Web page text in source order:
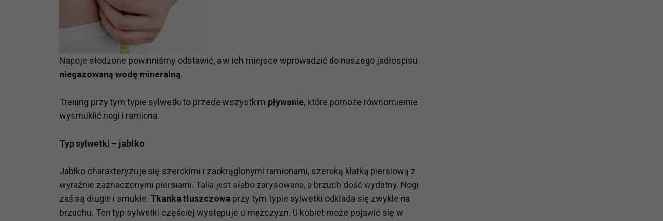
Napoje słodzone powinniśmy odstawić, a w ich miejsce wprowadzić do naszego jadłospisu
niegazowaną wodę mineralną.
Trening przy tym typie sylwetki to przede wszystkim pływanie, które pomoże równomiernie
wysmuklić nogi i ramiona.
Typ sylwetki – jabłko
Jabłko charakteryzuje się szerokimi i zaokrąglonymi ramionami, szeroką klatką piersiową z
wyraźnie zaznaczonymi piersiami. Talia jest słabo zarysowana, a brzuch dość wydatny. Nogi
zaś są długie i smukłe. Tkanka tłuszczowa przy tym typie sylwetki odkłada się zwykle na
brzuchu. Ten typ sylwetki częściej występuje u mężczyzn. U kobiet może pojawić się w
prawną dla pomiarów statystycznych i marketingu własnego administratorów jest tzw. uzasadniony interes administratora.
Przetwarzanie Twoich danych w celach marketingowych podmiotów trzecich będzie odbywać się na podstawie Twojej dobrowolnej
zgody.